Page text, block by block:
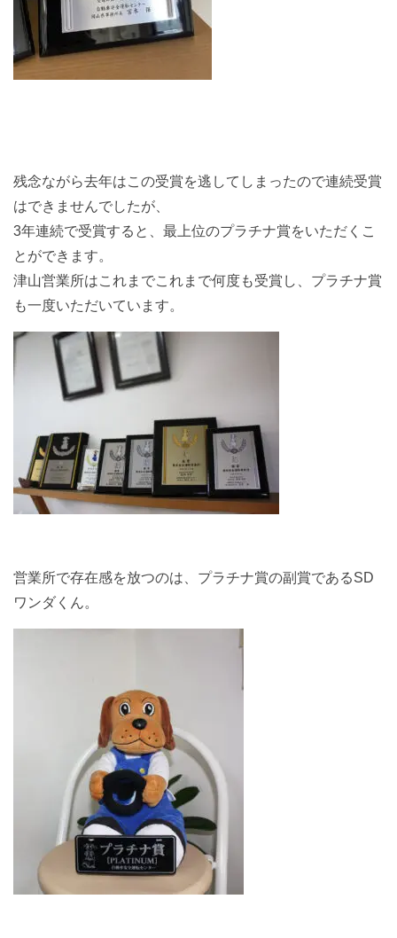
残念ながら去年はこの受賞を逃してしまったので連続受賞
はできませんでしたが、
3年連続で受賞すると、最上位のプラチナ賞をいただくこ
とができます。
津山営業所はこれまでこれまで何度も受賞し、プラチナ賞
も一度いただいています。
営業所で存在感を放つのは、プラチナ賞の副賞であるSD
ワンダくん。